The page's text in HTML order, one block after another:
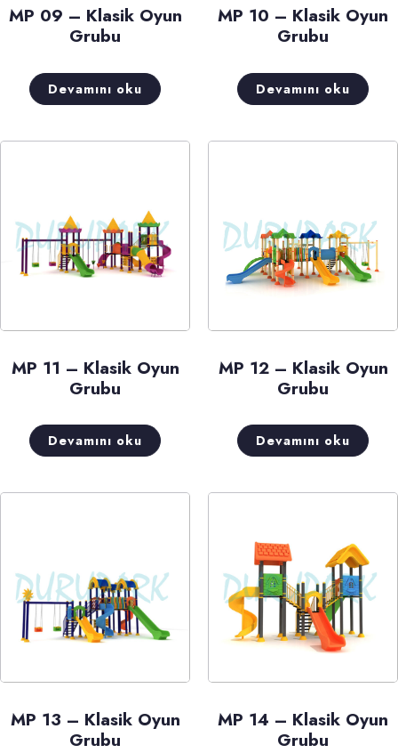
MP 09 – Klasik Oyun
Grubu
Devamını oku
MP 10 – Klasik Oyun
Grubu
Devamını oku
MP 11 – Klasik Oyun
Grubu
Devamını oku
MP 12 – Klasik Oyun
Grubu
Devamını oku
MP 13 – Klasik Oyun
Grubu
MP 14 – Klasik Oyun
Grubu